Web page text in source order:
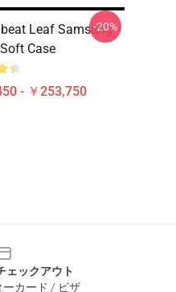
Leaf Samsung
Case
- ￥253,750
-20%
ェックアウト
ーカード / ビザ